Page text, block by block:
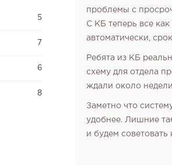
5
7
6
8
проблемы с
С КБ теперь все
автоматически,
Ребята из КБ
схему для отдела
ждали около
Заметно что
удобнее. Лишние
и будем